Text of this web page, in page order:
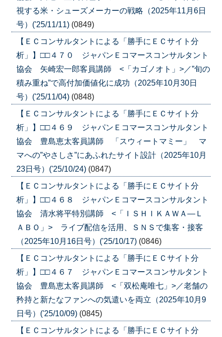
視する米・シューズメーカーの戦略（2025年11月6日
号）('25/11/11) (0849)
【ＥＣコンサルタントによる「勝手にＥＣサイト分
析」】□□４７０ ジャパンＥコマースコンサルタント
協会 矢崎宏一郎客員講師 <「カゴノオト」>／”旬の
積み重ね”で高付加価値化に成功（2025年10月30日
号）('25/11/04) (0848)
【ＥＣコンサルタントによる「勝手にＥＣサイト分
析」】□□４６９ ジャパンＥコマースコンサルタント
協会 豊島恵太客員講師 「スウィートマミー」 マ
マへの”やさしさ”にあふれたサイト設計（2025年10月
23日号）('25/10/24) (0847)
【ＥＣコンサルタントによる「勝手にＥＣサイト分
析」】□□４６８ ジャパンＥコマースコンサルタント
協会 清水将平特別講師 <「ＩＳＨＩＫＡＷＡ―Ｌ
ＡＢＯ」> ライブ配信を活用、ＳＮＳで集客・接客
（2025年10月16日号）('25/10/17) (0846)
【ＥＣコンサルタントによる「勝手にＥＣサイト分
析」】□□４６７ ジャパンＥコマースコンサルタント
協会 豊島恵太客員講師 <「双松庵唯七」>／老舗の
矜持と新たなファンへの気遣いを両立（2025年10月9
日号）('25/10/09) (0845)
【ＥＣコンサルタントによる「勝手にＥＣサイト分